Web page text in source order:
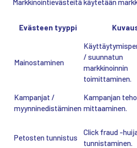
Markkinointievästeitä käytetään
Evästeen tyyppi
Mainostaminen
/ suunnatun
markkinoinnin
toimittaminen.
Kampanjat /
myynninedistäminen
Kampanjan
mittaaminen.
Petosten tunnistus
Click fraud -
tunnistaminen.